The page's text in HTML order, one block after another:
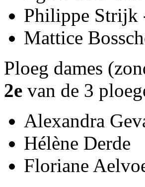
Philippe Strijk
Mattice
Ploeg dames
2e van de 3
Alexandra
Hélène Derde
Floriane